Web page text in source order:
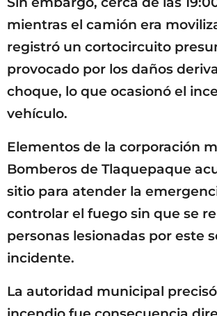
mientras el camión era
registró un cortocircuito
provocado por los daños
choque, lo que ocasionó el
vehículo.
Elementos de la corporación
Bomberos de Tlaquepaque
sitio para atender la
controlar el fuego sin que se
personas lesionadas por este
incidente.
La autoridad municipal